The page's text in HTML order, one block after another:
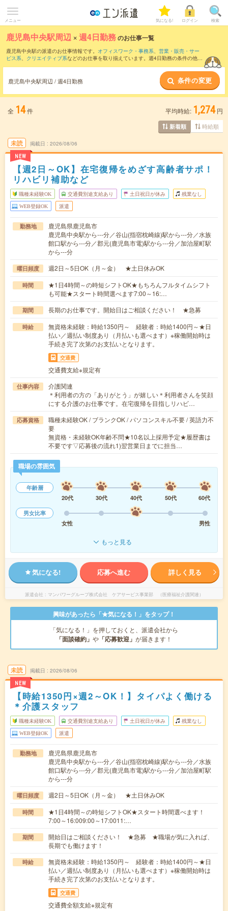
メニュー 気になる! ログイン 検索
鹿児島中央駅周辺 ×週4日勤務のお仕事一覧
鹿児島中央駅の派遣のお仕事情報です。 オフィスワーク・事務系、 営業・販売・サー
ビス系、 クリエイティブ系などのお仕事を取り揃えています。週4日勤務の条件の他
鹿児島中央駅周辺 / 週4日勤務 条件の変更
全 14件 平均時給: 1,274 円
新着順 時給順
未読
NEW
掲載日 2026/08/06
【週2日～OK】在宅復帰をめざす高齢者サポ！
リハビリ補助など
職種未経験OK 交通費別途支給あり 土日祝日が休み 残業なし
WEB登録OK 派遣
勤務地
鹿児島県鹿児島市
鹿児島中央駅から---分／谷山(指宿枕崎線)駅から---分／水族
館口駅から---分／郡元(鹿児島市電)駅から---分／加治屋町駅
から---分
曜日頻度 週2日～5日OK（月～金） ★土日休みOK
時間
★1日4時間～の時短シフトOK★もちろんフルタイムシフト
も可能★スタート時間選べます7:00～16:…
期間 長期のお仕事です。開始日はご相談ください！ ★急募
時給
無資格未経験：時給1350円～ 経験者：時給1400円～★日
払い／週払い制度あり（月払いも選べます）※稼働開始時は
手続き完了次第のお支払いとなります。
交通費
交通費支給※規定有
仕事内容
介護関連
＊利用者の方の「ありがとう」が嬉しい＊利用者さんを笑顔
にする介護のお仕事です。在宅復帰を目指しリハビ…
応募資格
職種未経験OK / ブランクOK / パソコンスキル不要 / 英語力不
要
無資格・未経験OK年齢不問★10名以上採用予定★履歴書は
不要です▽応募後の流れ1)翌営業日までに担当…
職場の雰囲気
年齢層
20代
30代 40代 50代
60代
男女比率
女性
男性
もっと見る
気になる! 応募へ進む 詳しく見る
派遣会社 マンパワーグループ株式会社 ケアサービス事業部 （医療福祉介護関連）
興味があったら「★気になる！」をタップ！
「気になる！」を押しておくと、派遣会社から
「面談確約」 や 「応募歓迎」 が届きます！
未読
NEW
掲載日 2026/08/06
【時給1350円×週2～OK！】タイパよく働ける
＊介護スタッフ
職種未経験OK 交通費別途支給あり 土日祝日が休み 残業なし
WEB登録OK 派遣
勤務地
鹿児島県鹿児島市
鹿児島中央駅から---分／谷山(指宿枕崎線)駅から---分／水族
館口駅から---分／郡元(鹿児島市電)駅から---分／加治屋町駅
から---分
曜日頻度 週2日～5日OK（月～金） ★土日休みOK
時間
★1日4時間～の時短シフトOK★スタート時間選べます！
7:00～16:009:00～17:0011:…
期間
開始日はご相談ください！ ★急募 ★職場が気に入れば、
長期でも働けます！
時給
無資格未経験：時給1350円～ 経験者：時給1400円～★日
払い／週払い制度あり（月払いも選べます）※稼働開始時は
手続き完了次第のお支払いとなります。
交通費
交通費全額支給※規定有